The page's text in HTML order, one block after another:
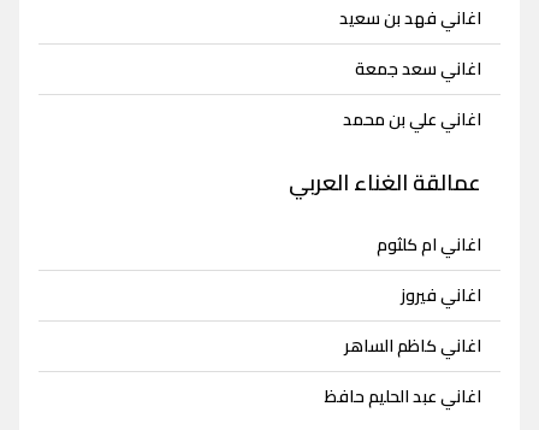
اغاني فهد بن سعيد
اغاني سعد جمعة
اغاني علي بن محمد
عمالقة الغناء العربي
اغاني ام كلثوم
اغاني فيروز
اغاني كاظم الساهر
اغاني عبد الحليم حافظ